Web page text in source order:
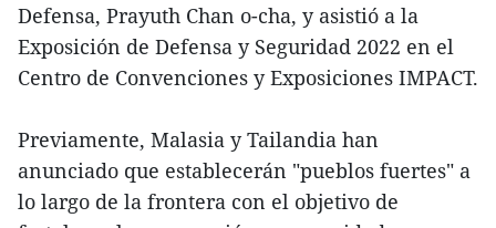
Defensa, Prayuth Chan o-cha, y asistió a la
Exposición de Defensa y Seguridad 2022 en el
Centro de Convenciones y Exposiciones IMPACT.
Previamente, Malasia y Tailandia han
anunciado que establecerán "pueblos fuertes" a
lo largo de la frontera con el objetivo de